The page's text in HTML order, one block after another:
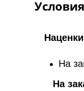
На з
На